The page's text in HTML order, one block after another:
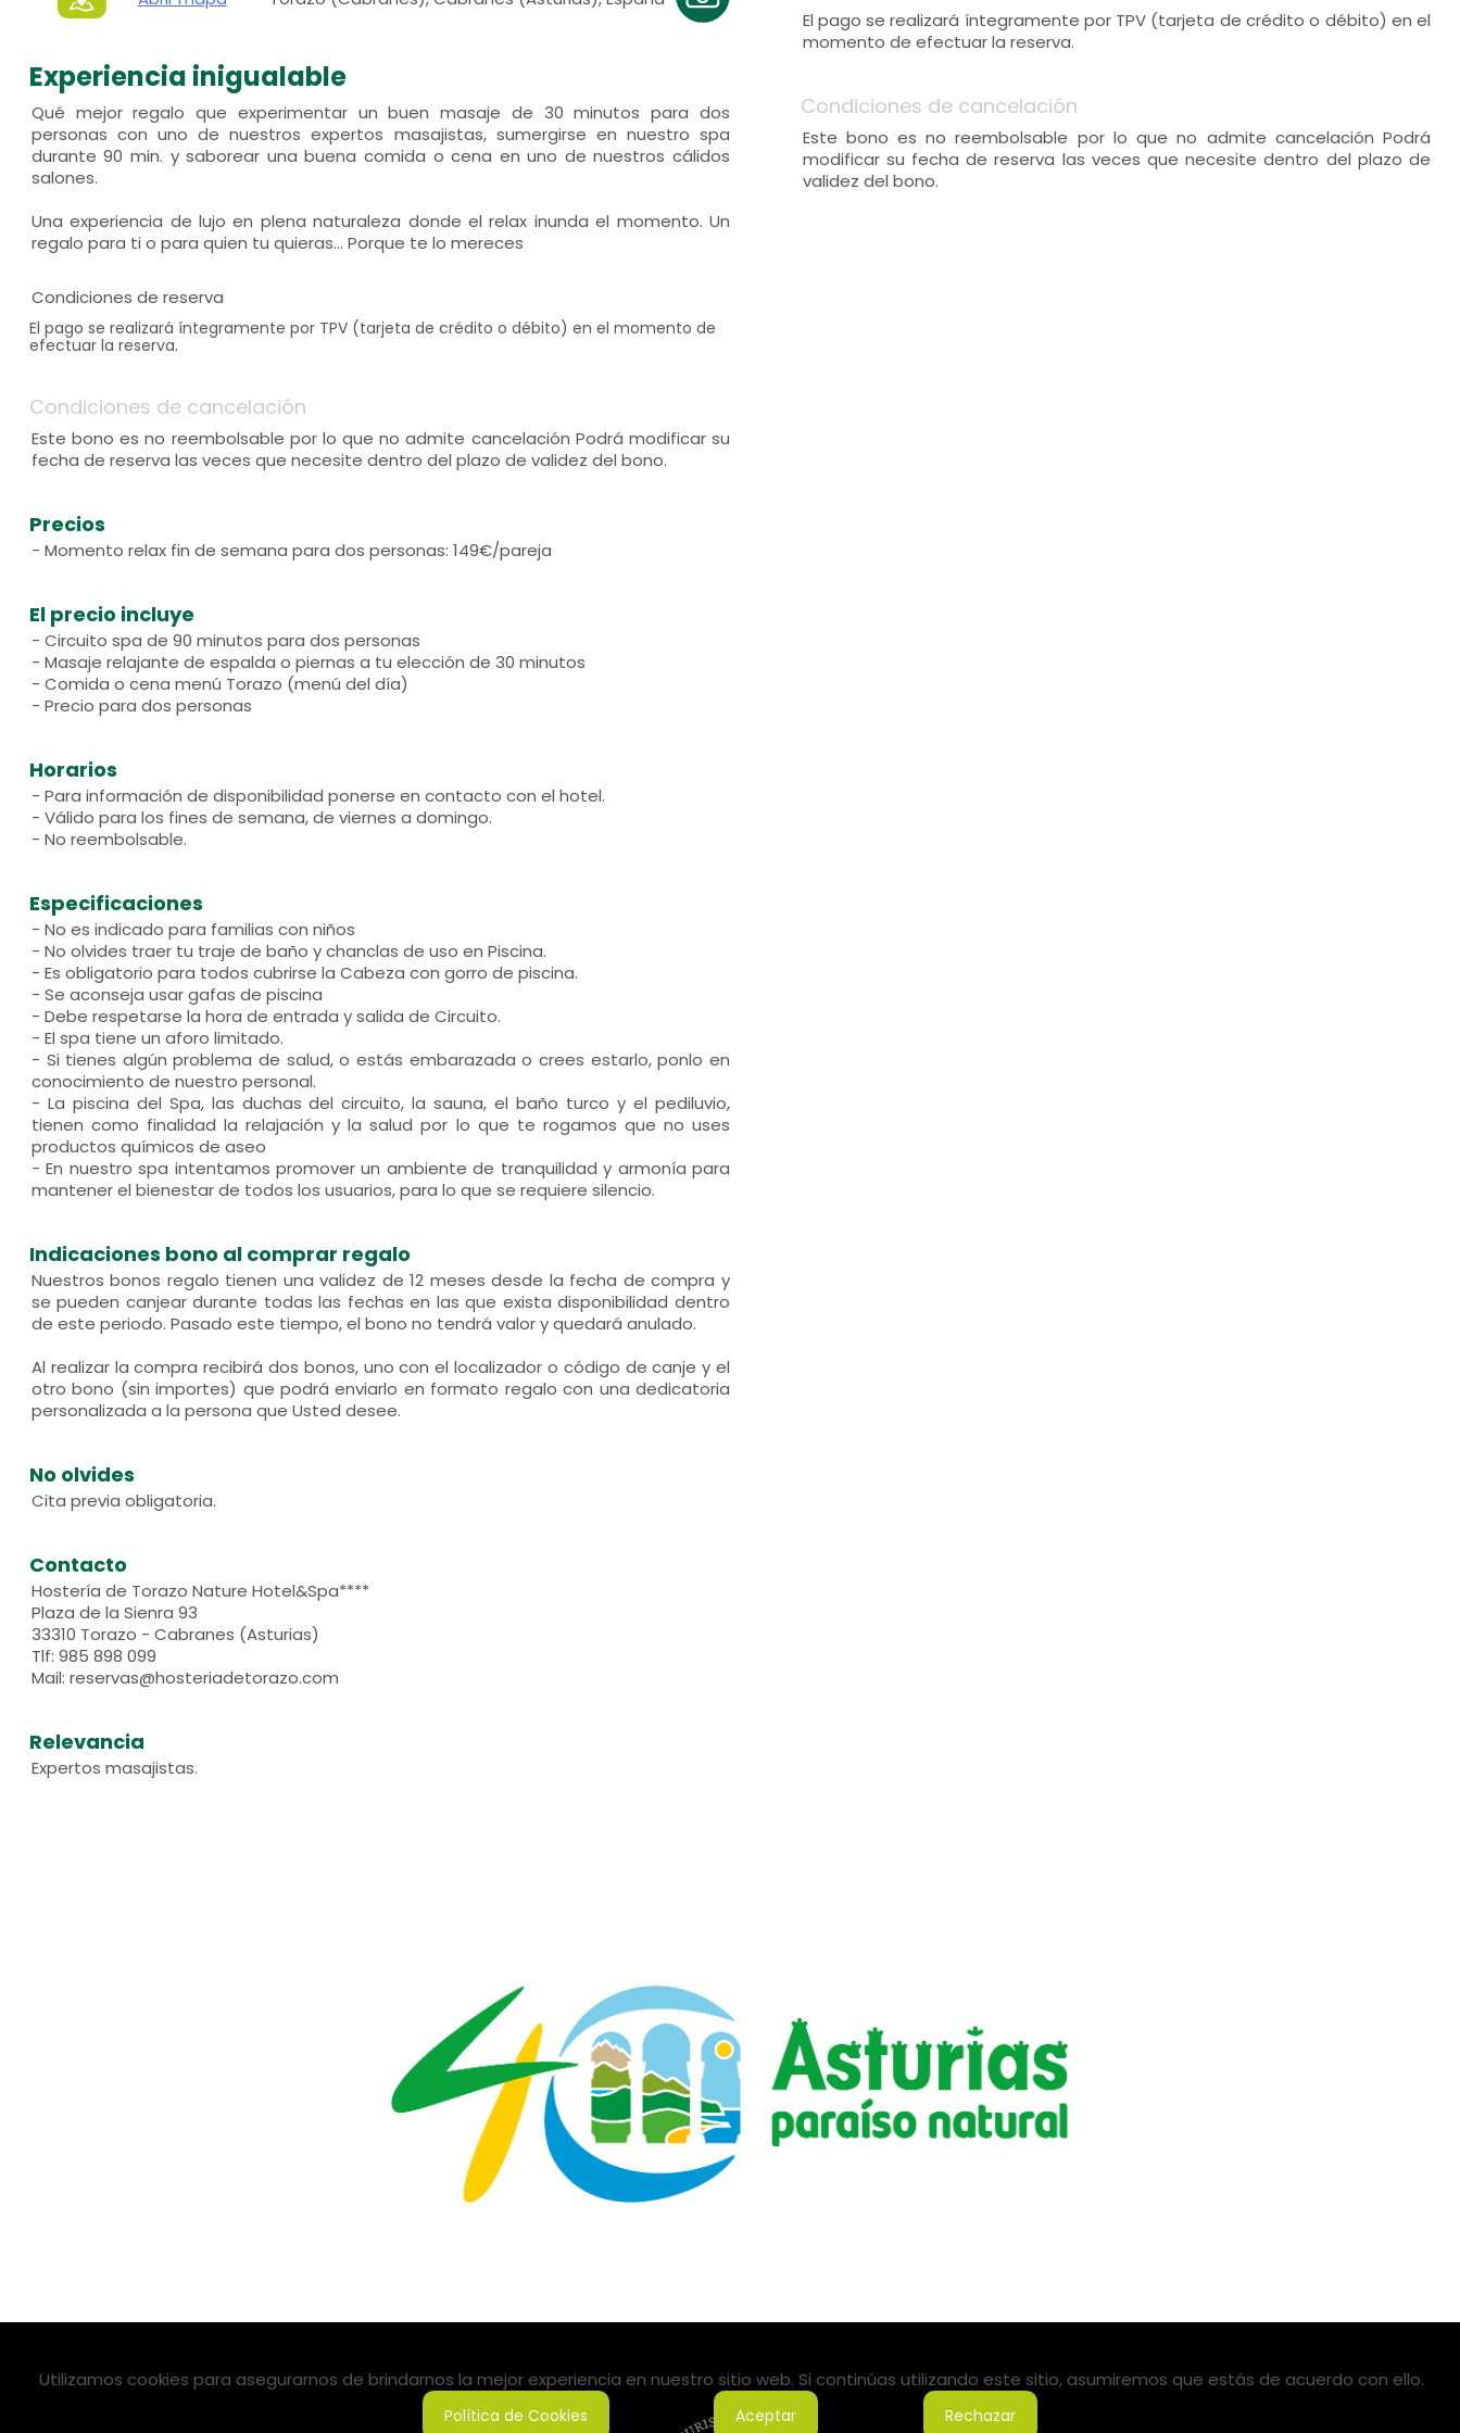
Experiencia inigualable
Qué mejor regalo que experimentar un buen masaje de 30 minutos para dos
personas con uno de nuestros expertos masajistas, sumergirse en nuestro spa
durante 90 min. y saborear una buena comida o cena en uno de nuestros cálidos
salones.
Una experiencia de lujo en plena naturaleza donde el relax inunda el momento. Un
regalo para ti o para quien tu quieras... Porque te lo mereces
Condiciones de reserva
El pago se realizará íntegramente por TPV (tarjeta de crédito o débito) en el momento de
efectuar la reserva.
Condiciones de cancelación
Este bono es no reembolsable por lo que no admite cancelación Podrá modificar su
fecha de reserva las veces que necesite dentro del plazo de validez del bono.
Precios
- Momento relax fin de semana para dos personas: 149€/pareja
El precio incluye
- Circuito spa de 90 minutos para dos personas
- Masaje relajante de espalda o piernas a tu elección de 30 minutos
- Comida o cena menú Torazo (menú del día)
- Precio para dos personas
Horarios
- Para información de disponibilidad ponerse en contacto con el hotel.
- Válido para los fines de semana, de viernes a domingo.
- No reembolsable.
Especificaciones
- No es indicado para familias con niños
- No olvides traer tu traje de baño y chanclas de uso en Piscina.
- Es obligatorio para todos cubrirse la Cabeza con gorro de piscina.
- Se aconseja usar gafas de piscina
- Debe respetarse la hora de entrada y salida de Circuito.
- El spa tiene un aforo limitado.
- Si tienes algún problema de salud, o estás embarazada o crees estarlo, ponlo en
conocimiento de nuestro personal.
- La piscina del Spa, las duchas del circuito, la sauna, el baño turco y el pediluvio,
tienen como finalidad la relajación y la salud por lo que te rogamos que no uses
productos químicos de aseo
- En nuestro spa intentamos promover un ambiente de tranquilidad y armonía para
mantener el bienestar de todos los usuarios, para lo que se requiere silencio.
Indicaciones bono al comprar regalo
Nuestros bonos regalo tienen una validez de 12 meses desde la fecha de compra y
se pueden canjear durante todas las fechas en las que exista disponibilidad dentro
de este periodo. Pasado este tiempo, el bono no tendrá valor y quedará anulado.
Al realizar la compra recibirá dos bonos, uno con el localizador o código de canje y el
otro bono (sin importes) que podrá enviarlo en formato regalo con una dedicatoria
personalizada a la persona que Usted desee.
No olvides
Cita previa obligatoria.
Contacto
Hostería de Torazo Nature Hotel&Spa****
Plaza de la Sienra 93
33310 Torazo - Cabranes (Asturias)
Tlf: 985 898 099
Mail: reservas@hosteriadetorazo.com
Relevancia
Expertos masajistas.
El pago se realizará íntegramente por TPV (tarjeta de crédito o débito) en el
momento de efectuar la reserva.
Condiciones de cancelación
Este bono es no reembolsable por lo que no admite cancelación Podrá
modificar su fecha de reserva las veces que necesite dentro del plazo de
validez del bono.
Utilizamos cookies para asegurarnos de brindarnos la mejor experiencia en nuestro sitio web. Si continúas utilizando este sitio, asumiremos que estás de acuerdo con ello.
Política de Cookies Aceptar Rechazar